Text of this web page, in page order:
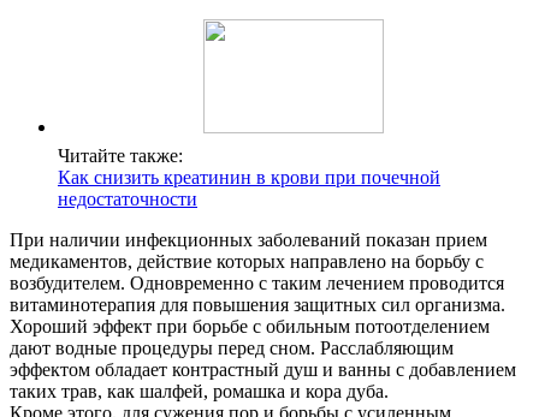
Читайте также:
Как снизить креатинин в крови при почечной
недостаточности
При наличии инфекционных заболеваний показан прием
медикаментов, действие которых направлено на борьбу с
возбудителем. Одновременно с таким лечением проводится
витаминотерапия для повышения защитных сил организма.
Хороший эффект при борьбе с обильным потоотделением
дают водные процедуры перед сном. Расслабляющим
эффектом обладает контрастный душ и ванны с добавлением
таких трав, как шалфей, ромашка и кора дуба.
Кроме этого, для сужения пор и борьбы с усиленным